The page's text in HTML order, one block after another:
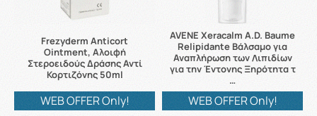
Frezyderm Anticort
Ointment, Αλοιφή
Στεροειδούς Δράσης Αντί
Κορτιζόνης 50ml
WEB OFFER Only!
AVENE Xeracalm A.D. Baume
Relipidante Βάλσαμο για
Αναπλήρωση των Λιπιδίων
για την Έντονης Ξηρότητα τ
…
WEB OFFER Only!